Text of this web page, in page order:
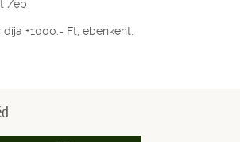
/eb
+1000.- Ft, ebenként.